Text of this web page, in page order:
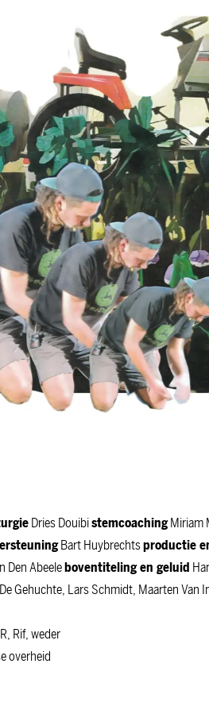
Dries DouibistemcoachingMiriam
Bart Huybrechtsproductie
Den Abeeleboventiteling en geluid
Gehuchte, Lars Schmidt, Maarten Van
Rif, weder
overheid